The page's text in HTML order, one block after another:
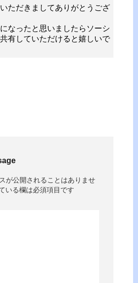
ただきましてありがとうござ
なったと思いましたらソーシ
有していただけると嬉しいで
が公開されることはありませ
いる欄は必須項目です